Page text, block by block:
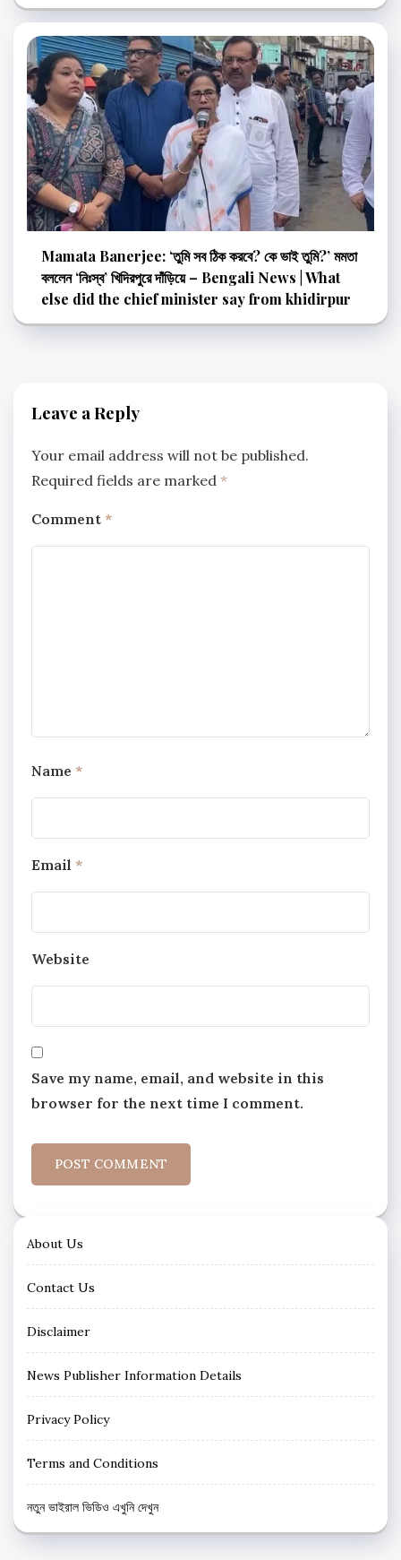
Mamata Banerjee: ‘তুমি সব ঠিক করবে? কে ভাই তুমি?’ মমতা
বললেন ‘নিঃস্ব’ খিদিরপুরে দাঁড়িয়ে – Bengali News | What
else did the chief minister say from khidirpur
Leave a Reply
Your email address will not be published.
Required fields are marked *
Comment *
Name *
Email *
Website
Save my name, email, and website in this
browser for the next time I comment.
About Us
Contact Us
Disclaimer
News Publisher Information Details
Privacy Policy
Terms and Conditions
নতুন ভাইরাল ভিডিও এখুনি দেখুন